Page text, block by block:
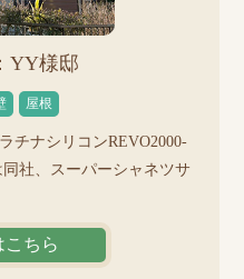
YY様邸
屋根
チナシリコンREVO2000-
社、スーパーシャネツサ
こちら